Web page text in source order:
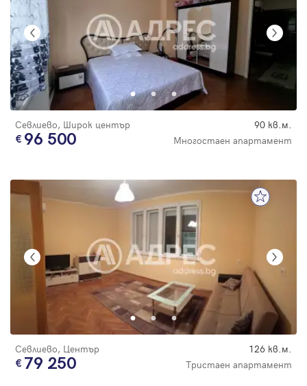
Севлиево, Широк център 90 кв.м.
96 500 Многостаен апартамент
Севлиево, Център 126 кв.м.
79 250 Тристаен апартамент